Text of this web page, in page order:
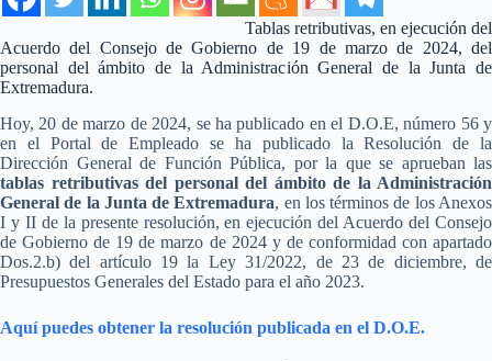
Tablas retributivas, en ejecución del
Acuerdo del Consejo de Gobierno de 19 de marzo de 2024, del
personal del ámbito de la Administración General de la Junta de
Extremadura.
Hoy, 20 de marzo de 2024, se ha publicado en el D.O.E, número 56 y
en el Portal de Empleado se ha publicado la Resolución de la
Dirección General de Función Pública, por la que se aprueban las
tablas retributivas del personal del ámbito de la Administración
General de la Junta de Extremadura, en los términos de los Anexos
I y II de la presente resolución, en ejecución del Acuerdo del Consejo
de Gobierno de 19 de marzo de 2024 y de conformidad con apartado
Dos.2.b) del artículo 19 la Ley 31/2022, de 23 de diciembre, de
Presupuestos Generales del Estado para el año 2023.
Aquí puedes obtener la resolución publicada en el D.O.E.